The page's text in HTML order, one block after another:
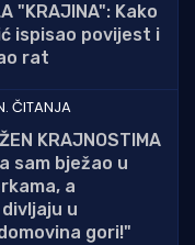
"KRAJINA": Kako
ispisao povijest i
rat
ČITANJA
KRAJNOSTIMA
sam bježao u
a
u
gori!"